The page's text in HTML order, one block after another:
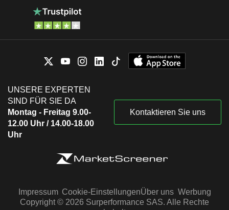
UNSERE EXPERTEN
SIND FÜR SIE DA
Montag - Freitag 9.00-
12.00 Uhr / 14.00-18.00
Uhr
Kontaktieren Sie uns
Impressum Cookie-EinstellungenÜber uns Werbung
Copyright © 2026 Surperformance SAS. Alle Rechte